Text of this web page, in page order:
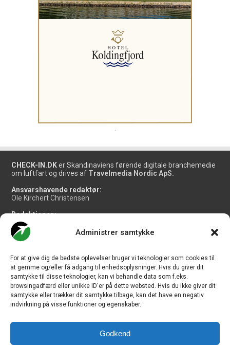
Administrer samtykke
For at give dig de bedste oplevelser bruger vi teknologier som cookies til
at gemme og/eller få adgang til enhedsoplysninger. Hvis du giver dit
samtykke til disse teknologier, kan vi behandle data som f.eks.
browsingadfærd eller unikke ID'er på dette websted. Hvis du ikke giver dit
samtykke eller trækker dit samtykke tilbage, kan det have en negativ
indvirkning på visse funktioner og egenskaber.
Godkend
.
CHECK-IN.DK er Skandinaviens førende digitale branchemedie
om luftfart og drives af Travelmedia Nordic ApS.
Ansvarshavende redaktør:
Ole Kirchert Christensen
Redaktionen:
Christian Granhøj Skouboe
Henrik Baumgarten
Danny Longhi Andreasen
Salg og jobannoncer:
salg@travelmedianordic.com
Vi tager ansvar for indholdet og er tilmeldt